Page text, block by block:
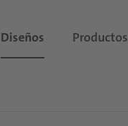
Diseños Productos